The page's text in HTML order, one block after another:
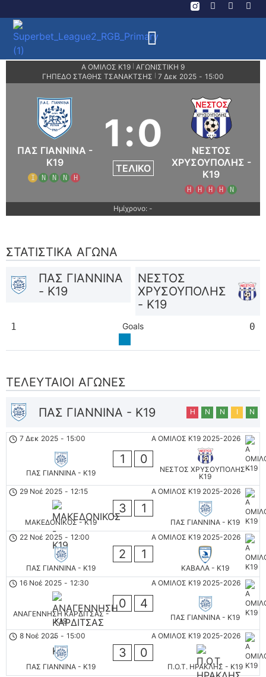
Α ΟΜΙΛΟΣ Κ19 ΑΓΩΝΙΣΤΙΚΗ 9
ΓΗΠΕΔΟ ΣΤΑΘΗΣ ΤΣΑΝΑΚΤΣΗΣ
7 Δεκ 2025 - 15:00
ΠΑΣ ΓΙΑΝΝΙΝΑ -
K19
Ι Ν Ν Ν Η
1:0
ΤΕΛΙΚΌ
ΝΕΣΤΟΣ
ΧΡΥΣΟΥΠΟΛΗΣ -
K19
Η Η Η Η Ν
Ημίχρονο: -
ΣΤΑΤΙΣΤΙΚΆ ΑΓΏΝΑ
ΠΑΣ ΓΙΑΝΝΙΝΑ
- K19
ΝΕΣΤΟΣ
ΧΡΥΣΟΥΠΟΛΗΣ
- K19
1 Goals 0
ΤΕΛΕΥΤΑΊΟΙ ΑΓΏΝΕΣ
ΠΑΣ ΓΙΑΝΝΙΝΑ - K19 Η Ν Ν Ι Ν
Α ΟΜΙΛΟΣ Κ19 2025-2026
7 Δεκ 2025 - 15:00
ΠΑΣ ΓΙΑΝΝΙΝΑ - K19
1 0
ΝΕΣΤΟΣ ΧΡΥΣΟΥΠΟΛΗΣ -
K19
Α ΟΜΙΛΟΣ Κ19 2025-2026
29 Νοέ 2025 - 12:15
ΜΑΚΕΔΟΝΙΚΟΣ - K19
3 1
ΠΑΣ ΓΙΑΝΝΙΝΑ - K19
Α ΟΜΙΛΟΣ Κ19 2025-2026
22 Νοέ 2025 - 12:00
ΠΑΣ ΓΙΑΝΝΙΝΑ - K19
2 1
ΚΑΒΑΛΑ - K19
Α ΟΜΙΛΟΣ Κ19 2025-2026
16 Νοέ 2025 - 12:30
ΑΝΑΓΕΝΝΗΣΗ ΚΑΡΔΙΤΣΑΣ -
Κ19
0 4
ΠΑΣ ΓΙΑΝΝΙΝΑ - K19
Α ΟΜΙΛΟΣ Κ19 2025-2026
8 Νοέ 2025 - 15:00
ΠΑΣ ΓΙΑΝΝΙΝΑ - K19
3 0
Π.Ο.Τ. ΗΡΑΚΛΗΣ - K19